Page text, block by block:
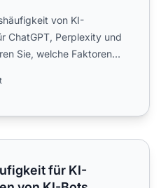
von KI-
ChatGPT, Perplexity und
Sie, welche Faktoren
KI-Suche? Das Verhalten
für KI-